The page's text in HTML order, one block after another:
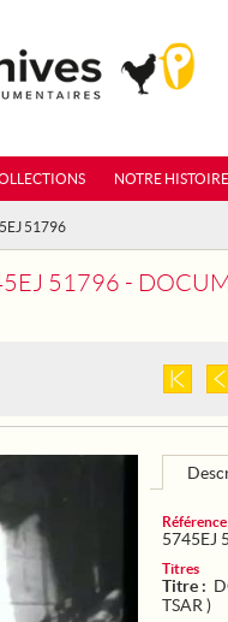
NOTRE HISTOIRE
51796
51796 -
Référence
5745EJ
Titres
Titre :
TSAR )